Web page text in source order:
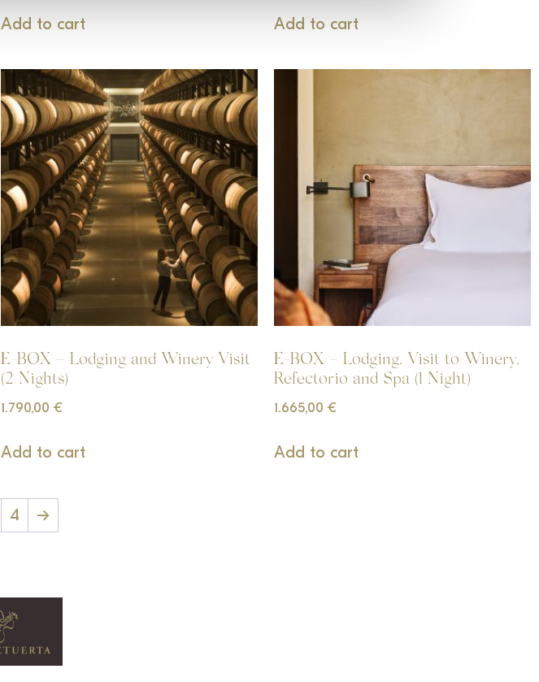
Add to cart Add to cart
E-BOX – Lodging and Winery Visit
(2 Nights)
1.790,00 €
Add to cart
E-BOX – Lodging, Visit to Winery,
Refectorio and Spa (1 Night)
1.665,00 €
Add to cart
4 →